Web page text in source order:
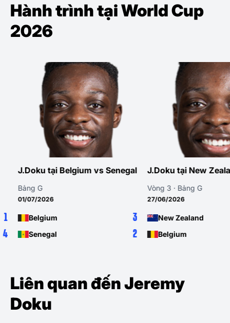
Hành trình tại World Cup
2026
J.Doku tại Belgium vs Senegal
Bảng G
01/07/2026
Belgium
Senegal
J.Doku tại New
Vòng 3 · Bảng G
27/06/2026
New Zealand
Belgium
Liên quan đến Jeremy
Doku